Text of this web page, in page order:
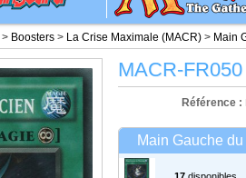
> Boosters > La Crise Maximale (MACR) > Main
MACR-FR050
Référence :
Main Gauche